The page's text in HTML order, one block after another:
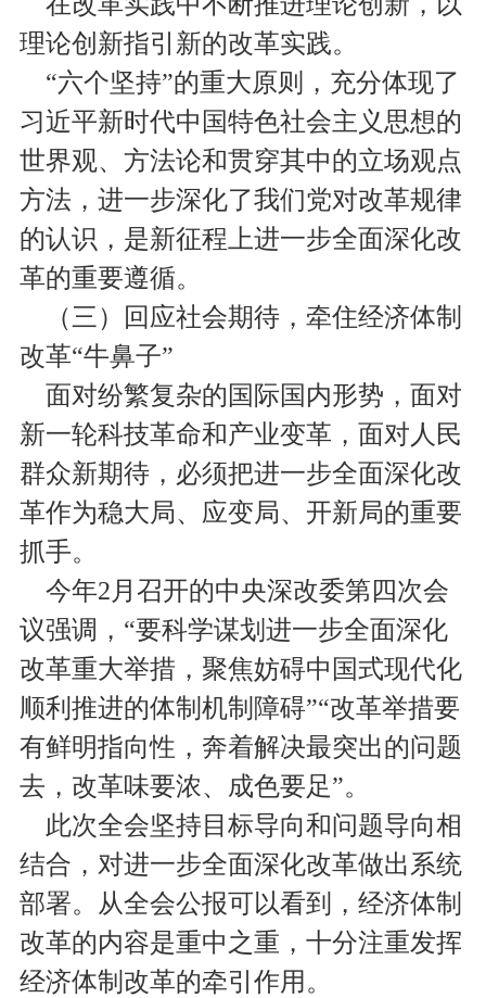
理论创新指引新的改革实践。
“六个坚持”的重大原则，充分体现了
习近平新时代中国特色社会主义思想的
世界观、方法论和贯穿其中的立场观点
方法，进一步深化了我们党对改革规律
的认识，是新征程上进一步全面深化改
革的重要遵循。
（三）回应社会期待，牵住经济体制
改革“牛鼻子”
面对纷繁复杂的国际国内形势，面对
新一轮科技革命和产业变革，面对人民
群众新期待，必须把进一步全面深化改
革作为稳大局、应变局、开新局的重要
抓手。
今年2月召开的中央深改委第四次会
议强调，“要科学谋划进一步全面深化
改革重大举措，聚焦妨碍中国式现代化
顺利推进的体制机制障碍”“改革举措要
有鲜明指向性，奔着解决最突出的问题
去，改革味要浓、成色要足”。
此次全会坚持目标导向和问题导向相
结合，对进一步全面深化改革做出系统
部署。从全会公报可以看到，经济体制
改革的内容是重中之重，十分注重发挥
经济体制改革的牵引作用。